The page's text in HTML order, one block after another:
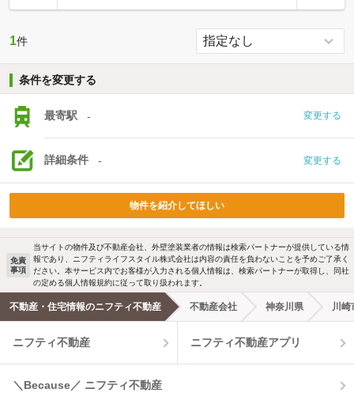
1件
条件を変更する
最寄駅 - 変更する
詳細条件 - 変更する
物件を紹介してほしい
免責
事項
当サイトの物件及び不動産会社、外壁塗装業者の情報は検索パートナーが提供している情
報であり、ニフティライフスタイル株式会社は内容の責任を負わないことを予めご了承く
ださい。本サービス内でお客様が入力される個人情報は、検索パートナーが取得し、同社
の定める個人情報規約に従って取り扱われます。
不動産・住宅情報のニフティ不動産 不動産会社 神奈川県 川崎
ニフティ不動産 ニフティ不動産アプリ
＼Because／ ニフティ不動産